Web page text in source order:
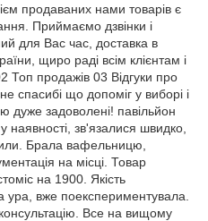
продаваних нами товарів є
Приймаємо дзвінки і
для Вас час, доставка в
щиро раді всім клієнтам і
Топ продажів 03 Відгуки про
спасибі що допоміг у виборі і
дуже задоволені! павільйон
наявності, зв'язалися швидко,
Брала вафельницю,
на місці. Товар
на 1900. Якість
ура, вже поекспериментувала.
Все на вищому